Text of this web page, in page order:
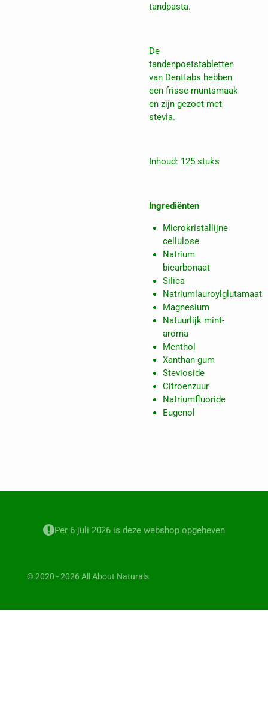
tandpasta.
De
tandenpoetstabletten
van Denttabs hebben
een frisse muntsmaak
en zijn gezoet met
stevia.
Inhoud: 125 stuks
Ingrediënten
Microkristallijne
cellulose
Natrium
bicarbonaat
Silica
Natriumlauroylglutamaat
Magnesium
Natuurlijk mint-
aroma
Menthol
Xanthan gum
Stevioside
Citroenzuur
Natriumfluoride
Eugenol
Per 6 juli 2026 is deze webshop opgeheven
© 2020 - 2026 All About Naturals